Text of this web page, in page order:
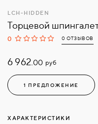
LCH-HIDDEN
Торцевой
0 0 ОТЗЫВОВ
6 962.00 руб
1 ПРЕДЛОЖЕНИЕ
ХАРАКТЕРИСТИКИ